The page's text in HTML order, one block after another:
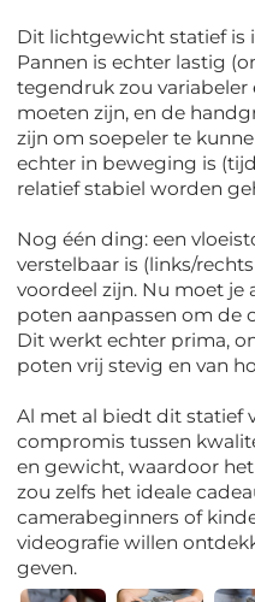
Dit lichtgewicht statief is
Pannen is echter lastig
tegendruk zou
moeten zijn, en de
zijn om soepeler te
echter in beweging is
relatief stabiel worden
Nog één ding: een
verstelbaar is (links/
voordeel zijn. Nu moet
poten aanpassen om de
Dit werkt echter prima,
poten vrij stevig en van
Al met al biedt dit statief
compromis tussen
en gewicht, waardoor
zou zelfs het ideale
camerabeginners of
videografie willen
geven.